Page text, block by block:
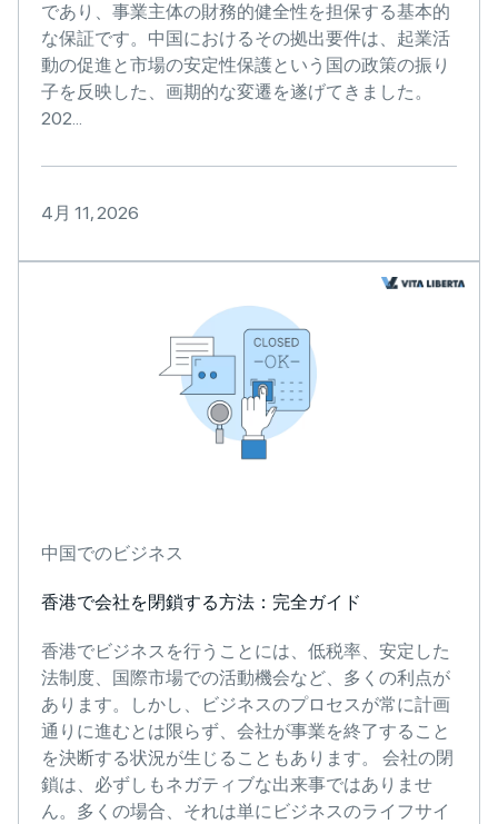
であり、事業主体の財務的健全性を担保する基本的
な保証です。中国におけるその拠出要件は、起業活
動の促進と市場の安定性保護という国の政策の振り
子を反映した、画期的な変遷を遂げてきました。
202...
4月 11, 2026
中国でのビジネス
香港で会社を閉鎖する方法：完全ガイド
香港でビジネスを行うことには、低税率、安定した
法制度、国際市場での活動機会など、多くの利点が
あります。しかし、ビジネスのプロセスが常に計画
通りに進むとは限らず、会社が事業を終了すること
を決断する状況が生じることもあります。 会社の閉
鎖は、必ずしもネガティブな出来事ではありませ
ん。多くの場合、それは単にビジネスのライフサイ